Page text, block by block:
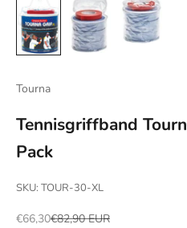
Tourna
Tennisgriffband
Pack
SKU: TOUR-30-XL
Angebot
€66,30Regulärer Preis
€82,90 EUR